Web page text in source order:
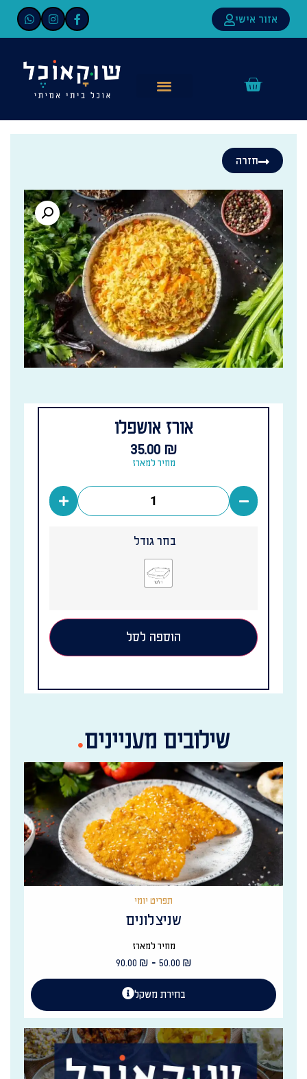
אזור אישי
חזרה
אורז אושפלו
35.00 ₪
מחיר למארז
בחר גודל
הוספה לסל
שילובים מעניינים
תפריט יומי
שניצלונים
מחיר למארז
50.00 ₪
-
90.00 ₪
בחירת משקל